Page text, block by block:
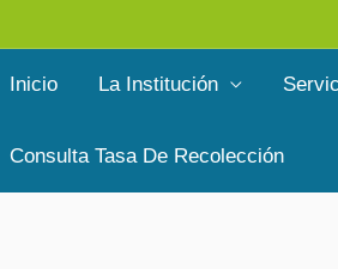
Inicio La Institución
Consulta Tasa De Recolección